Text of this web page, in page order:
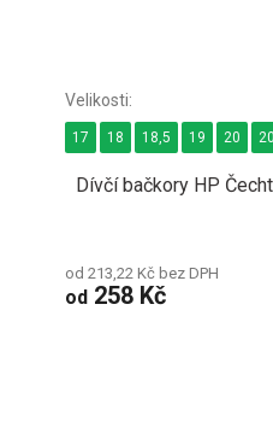
Dívčí bačkory HP
od 213,22 Kč bez DPH
od 258 Kč
17 18 18,5 19 20